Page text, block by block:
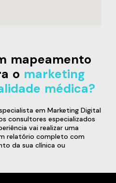
mapeamento
o marketing
médica?
em Marketing Digital
consultores especializados
vai realizar uma
relatório completo com
da sua clínica ou